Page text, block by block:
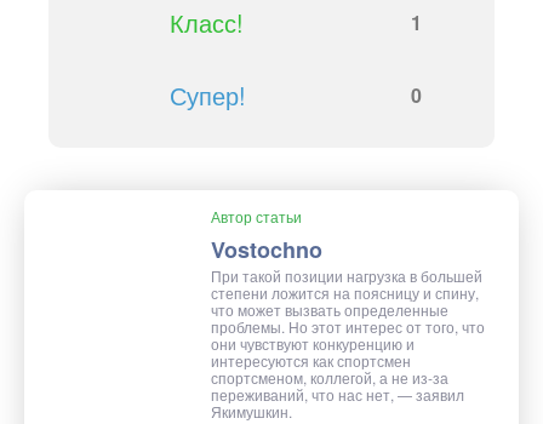
Класс! 1
Супер! 0
Автор статьи
Vostochno
При такой позиции нагрузка в большей
степени ложится на поясницу и спину,
что может вызвать определенные
проблемы. Но этот интерес от того, что
они чувствуют конкуренцию и
интересуются как спортсмен
спортсменом, коллегой, а не из-за
переживаний, что нас нет, — заявил
Якимушкин.